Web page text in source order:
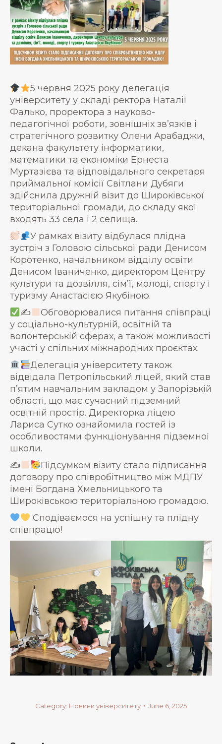
5 червня 2025 року делегація
університету у складі ректора Наталії
Фалько, проректора з науково-
педагогічної роботи, зовнішніх зв’язків і
стратегічного розвитку Олени Арабаджи,
декана факультету інформатики,
математики та економіки Ернеста
Муртазієва та відповідального секретаря
приймальної комісії Світлани Дубяги
здійснила дружній візит до Широківської
територіальної громади, до складу якої
входять 33 села і 2 селища.
У рамках візиту відбулася плідна
зустріч з Головою сільської ради Денисом
Коротенко, начальником відділу освіти
Денисом Іваниченко, директором Центру
культури та дозвілля, сім’ї, молоді, спорту і
туризму Анастасією Якубіною.
✍
Обговорювалися питання співпраці
у соціально-культурній, освітній та
волонтерській сферах, а також можливості
участі у спільних міжнародних проєктах.
Делегація університету також
відвідала Петропільський ліцей, який став
п’ятим навчальним закладом у Запорізькій
області, що має сучасний підземний
освітній простір. Директорка ліцею
Лариса Сутко ознайомила гостей із
особливостями функціонування підземної
школи.
✍
Підсумком візиту стало підписання
договору про співробітництво між МДПУ
імені Богдана Хмельницького та
Широківською територіальною громадою.
Сподіваємося на успішну та плідну
співпрацю!
Category: Новини університету June 6, 2025